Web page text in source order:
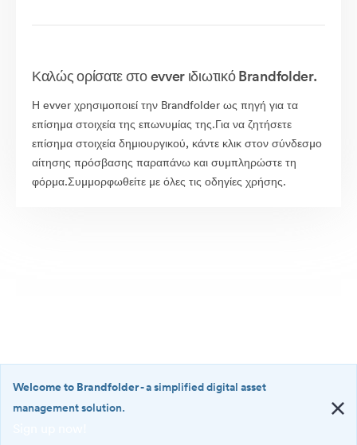
Καλώς ορίσατε στο evver ιδιωτικό Brandfolder.
Η evver χρησιμοποιεί την Brandfolder ως πηγή για τα
επίσημα στοιχεία της επωνυμίας της.Για να ζητήσετε
επίσημα στοιχεία δημιουργικού, κάντε κλικ στον σύνδεσμο
αίτησης πρόσβασης παραπάνω και συμπληρώστε τη
φόρμα.Συμμορφωθείτε με όλες τις οδηγίες χρήσης.
Welcome to Brandfolder- a simplified digital asset
management solution.